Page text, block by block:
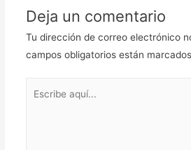
Deja un comentario
Tu dirección de correo electrónico
campos obligatorios están